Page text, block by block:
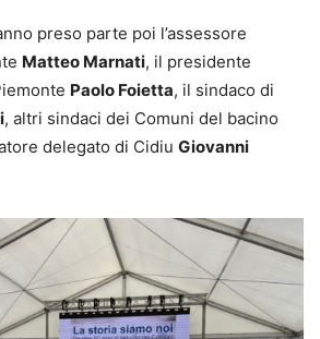
preso parte poi l’assessore
Matteo Marnati, il presidente
Paolo Foietta, il sindaco di
, altri sindaci dei Comuni del bacino
delegato di Cidiu Giovanni